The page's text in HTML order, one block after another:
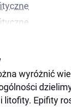
tillandsia
wyróżnić
litofity. Epifity